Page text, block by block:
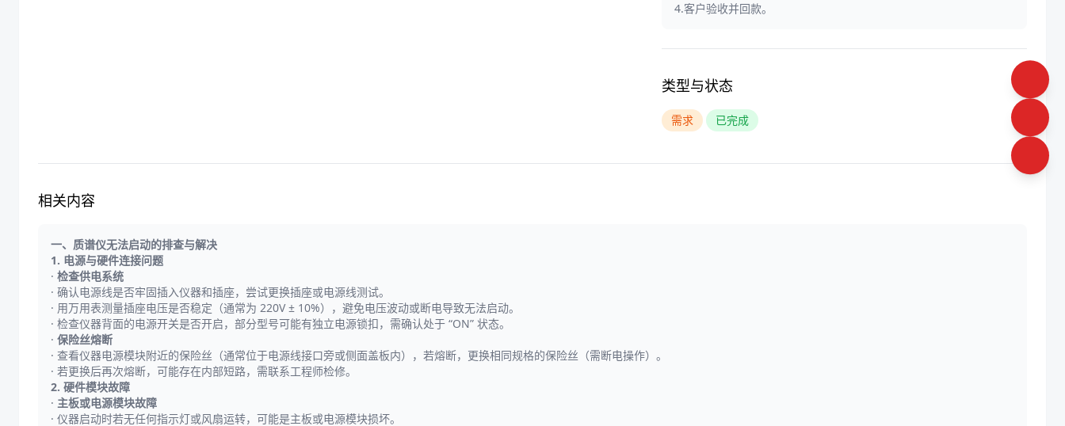
4.客户验收并回款。
类型与状态
需求 已完成
相关内容
一、质谱仪无法启动的排查与解决
1. 电源与硬件连接问题
· 检查供电系统
· 确认电源线是否牢固插入仪器和插座，尝试更换插座或电源线测试。
· 用万用表测量插座电压是否稳定（通常为 220V ± 10%），避免电压波动或断电导致无法启动。
· 检查仪器背面的电源开关是否开启，部分型号可能有独立电源锁扣，需确认处于 “ON” 状态。
· 保险丝熔断
· 查看仪器电源模块附近的保险丝（通常位于电源线接口旁或侧面盖板内），若熔断，更换相同规格的保险丝（需断电操作）。
· 若更换后再次熔断，可能存在内部短路，需联系工程师检修。
2. 硬件模块故障
· 主板或电源模块故障
· 仪器启动时若无任何指示灯或风扇运转，可能是主板或电源模块损坏。